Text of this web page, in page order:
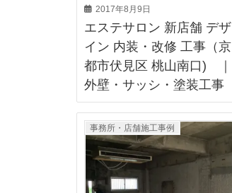
2017年8月9日
エステサロン 新店舗 デザ
イン 内装・改修 工事（京
都市伏見区 桃山南口) ｜
外壁・サッシ・塗装工事
事務所・店舗施工事例